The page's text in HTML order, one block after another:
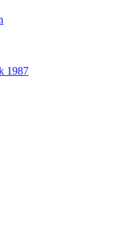
1987